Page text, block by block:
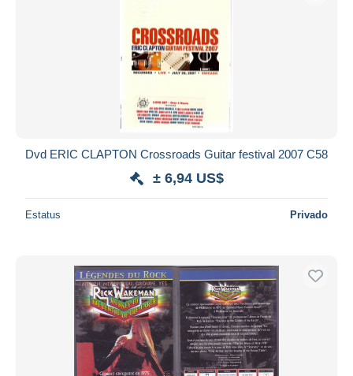
Dvd ERIC CLAPTON Crossroads Guitar festival 2007 C58
± 6,94 US$
Estatus Privado